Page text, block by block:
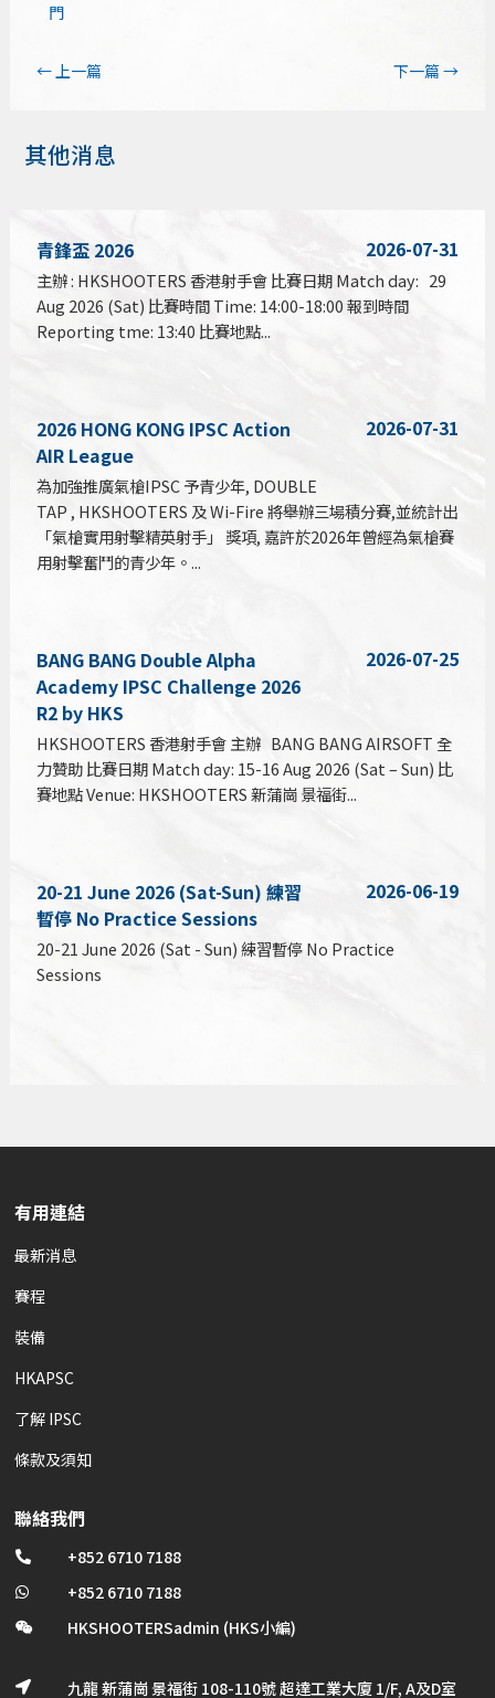
門
←上一篇 下一篇→
其他消息
青鋒盃 2026 2026-07-31
主辦 : HKSHOOTERS 香港射手會 比賽日期 Match day: 29
Aug 2026 (Sat) 比賽時間 Time: 14:00-18:00 報到時間
Reporting tme: 13:40 比賽地點...
2026 HONG KONG IPSC Action
AIR League
2026-07-31
為加強推廣氣槍IPSC 予青少年, DOUBLE
TAP , HKSHOOTERS 及 Wi-Fire 將舉辦三場積分賽,並統計出
「氣槍實用射擊精英射手」 獎項, 嘉許於2026年曾經為氣槍賽
用射擊奮鬥的青少年。...
BANG BANG Double Alpha
Academy IPSC Challenge 2026
R2 by HKS
2026-07-25
HKSHOOTERS 香港射手會 主辦 BANG BANG AIRSOFT 全
力贊助 比賽日期 Match day: 15-16 Aug 2026 (Sat – Sun) 比
賽地點 Venue: HKSHOOTERS 新蒲崗 景福街...
20-21 June 2026 (Sat-Sun) 練習
暫停 No Practice Sessions
2026-06-19
20-21 June 2026 (Sat - Sun) 練習暫停 No Practice
Sessions
有用連結
最新消息
賽程
裝備
HKAPSC
了解 IPSC
條款及須知
聯絡我們
 +852 6710 7188
 +852 6710 7188
 HKSHOOTERSadmin (HKS小編)
 九龍 新蒲崗 景福街 108-110號 超達工業大廈 1/F, A及D室